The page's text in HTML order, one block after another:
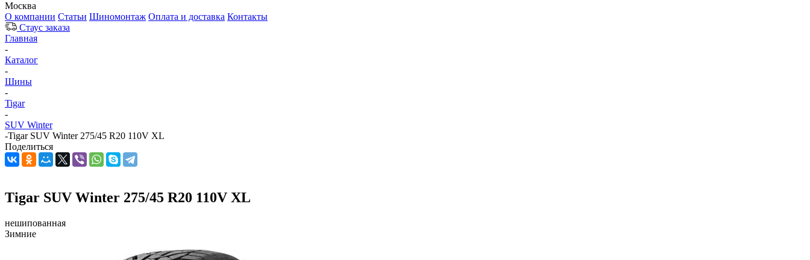
Москва
О компании Статьи Шиномонтаж Оплата и доставка Контакты
Стаус заказа
Главная
-
Каталог
-
Шины
-
Tigar
-
SUV Winter
-Tigar SUV Winter 275/45 R20 110V XL
Поделиться
Tigar SUV Winter 275/45 R20 110V XL
нешипованная
Зимние